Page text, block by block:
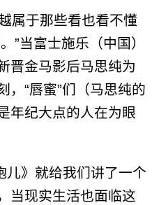
属于那些看也看不懂
”当富士施乐（中国）
晋金马影后马思纯为
， “唇蜜”们（马思纯的
年纪大点的人在为眼
儿》就给我们讲了一个
当现实生活也面临这